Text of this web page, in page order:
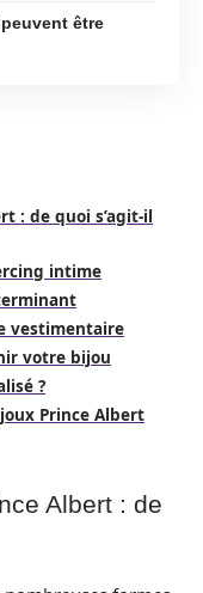
être
: de quoi s’agit-il
intime
vestimentaire
votre bijou
?
Prince Albert
Albert : de